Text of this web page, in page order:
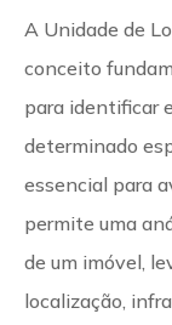
A Unidade de
conceito
para identificar
determinado
essencial para
permite uma
de um imóvel,
localização,